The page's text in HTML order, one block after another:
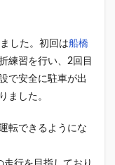
した。初回は船橋
練習を行い、2回目
で安全に駐車が出
ました。
転できるようにな